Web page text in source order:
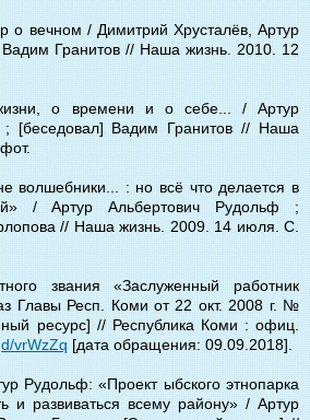
о вечном / Димитрий Хрусталёв, Артур
Гранитов // Наша жизнь. 2010. 12
о времени и о себе... / Артур
; [беседовал] Вадим Гранитов // Наша
волшебники... : но всё что делается в
/ Артур Альбертович Рудольф ;
// Наша жизнь. 2009. 14 июля. С.
звания «Заслуженный работник
Главы Респ. Коми от 22 окт. 2008 г. №
ресурс] // Республика Коми : офиц.
vrWzZq [дата обращения: 09.09.2018].
Рудольф: «Проект ыбского этнопарка
и развиваться всему району» / Артур